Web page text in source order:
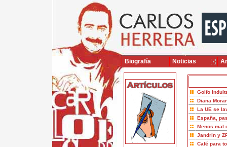
Golfo
Diana
La UE se
España,
Menos mal
Jandrín y
Café para
Biografía Noticias